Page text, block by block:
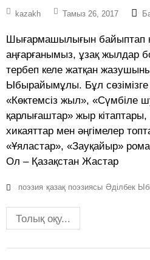
kazakh Тамыз 26, 2017
Шығармашылығын байыптап
аңғарғанымыз, ұзақ жылдар
тербеп келе жатқан
Ыбырайымұлы. Бұл
«Көктемсіз жыл», «Сүмбіле
қарлығаштар» жыр
хикаяттар мен әңгімелер
«Ұяластар», «Зауқайыр»
Ол – Қазақстан Жастар
поэзия қазақ поэзиясы Әділбек
Толық оқу...